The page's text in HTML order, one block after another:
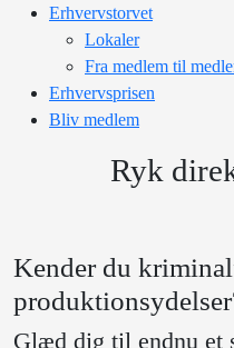
Erhvervstorvet
Lokaler
Fra medlem til
Erhvervsprisen
Bliv medlem
Ryk
Kender du
Glæd dig til endnu et